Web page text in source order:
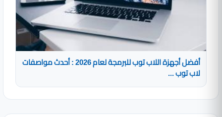
أفضل أجهزة اللاب توب للبرمجة لعام 2026 : أحدث مواصفات
لاب توب ...